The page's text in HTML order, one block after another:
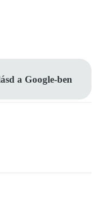
a Google-ben